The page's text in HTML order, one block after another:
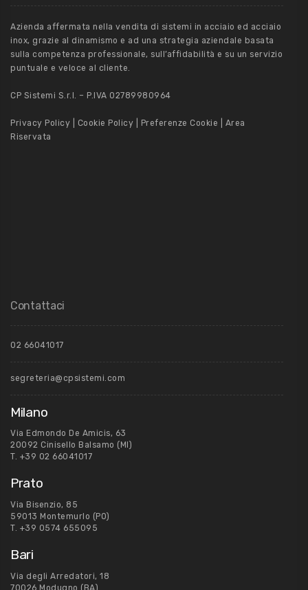
Azienda affermata nella vendita di sistemi in acciaio ed acciaio
inox, grazie al dinamismo e ad una strategia aziendale basata
sulla competenza professionale, sull’affidabilità e su un servizio
puntuale e veloce al cliente.
CP Sistemi S.r.l. – P.IVA 02789980964
Privacy Policy Cookie Policy Preferenze Cookie
Area
Riservata
Contattaci
02 66041017
segreteria@cpsistemi.com
Milano
Via Edmondo De Amicis, 63
20092 Cinisello Balsamo (MI)
T. +39 02 66041017
Prato
Via Bisenzio, 85
59013 Montemurlo (PO)
T. +39 0574 655095
Bari
Via degli Arredatori, 18
70026 Modugno (BA)